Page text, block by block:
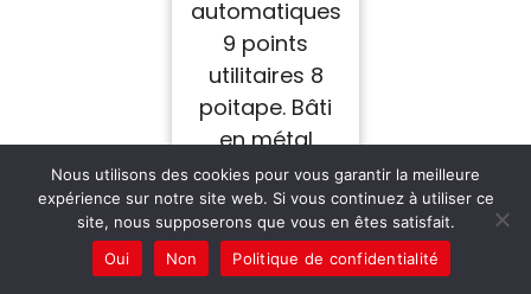
automatiques
9 points
utilitaires 8
poitape. Bâti
en métal
[FACILE] Une
machine à
coudre
particulièreme
Nous utilisons des cookies pour vous garantir la meilleure
expérience sur notre site web. Si vous continuez à utiliser ce
site, nous supposerons que vous en êtes satisfait.
Oui
Non Politique de confidentialité